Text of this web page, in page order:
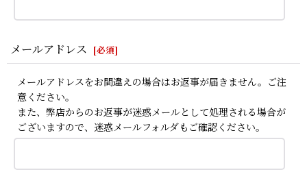
メールアドレス [必須]
メールアドレスをお間違えの場合はお返事が届きません。ご注
意ください。
また、弊店からのお返事が迷惑メールとして処理される場合が
ございますので、迷惑メールフォルダもご確認ください。